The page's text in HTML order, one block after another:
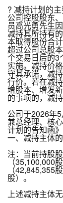
? 减持计划的
公司控股股东
员高光勇先生
减持其所持有
本取得股份合
超过公司总股
个交易日后的3
实施。减持价
守其承诺，减
行价。若在减
增股本、增发
的事项的，减
公司于2026年
兼总经理、核
计划的告知函
一、减持主体
注：当前持股
（35,100,000
（42,845,355
股）。
上述减持主体